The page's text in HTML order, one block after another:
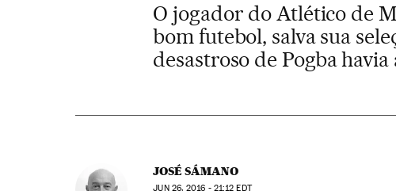
O jogador do Atlético de
bom futebol, salva sua
desastroso de Pogba
JOSÉ SÁMANO
JUN26, 2016 - 21:12 EDT